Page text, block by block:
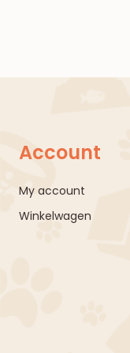
Account
My account
Winkelwagen